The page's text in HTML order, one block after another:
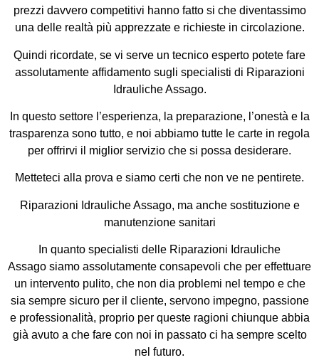
prezzi davvero competitivi hanno fatto si che diventassimo
una delle realtà più apprezzate e richieste in circolazione.
Quindi ricordate, se vi serve un tecnico esperto potete fare
assolutamente affidamento sugli specialisti di Riparazioni
Idrauliche Assago.
In questo settore l’esperienza, la preparazione, l’onestà e la
trasparenza sono tutto, e noi abbiamo tutte le carte in regola
per offrirvi il miglior servizio che si possa desiderare.
Metteteci alla prova e siamo certi che non ve ne pentirete.
Riparazioni Idrauliche Assago, ma anche sostituzione e
manutenzione sanitari
In quanto specialisti delle Riparazioni Idrauliche
Assago siamo assolutamente consapevoli che per effettuare
un intervento pulito, che non dia problemi nel tempo e che
sia sempre sicuro per il cliente, servono impegno, passione
e professionalità, proprio per queste ragioni chiunque abbia
già avuto a che fare con noi in passato ci ha sempre scelto
nel futuro.